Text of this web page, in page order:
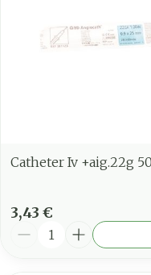
Catheter Iv +aig.22g 50
3,43 €
Quantité